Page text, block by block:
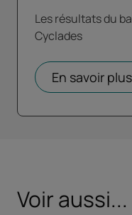
Les résultats du
Cyclades
En savoir plus
Voir aussi...